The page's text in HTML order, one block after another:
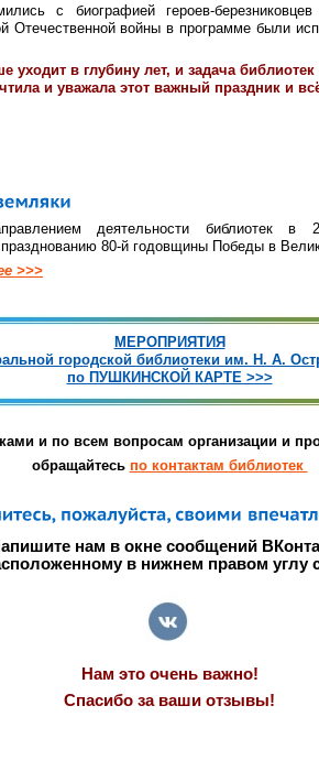
с биографией героев-
Отечественной войны в программе были
уходит в глубину лет, и задача
и уважала этот важный праздник и
деятельности библиотек в
80-й годовщины Победы в
>>>
МЕРОПРИЯТИЯ
городской библиотеки им. Н. А.
по ПУШКИНСКОЙ КАРТЕ >>>
и по всем вопросам организации и
обращайтесь по контактам библиотек
нам в окне сообщений
в нижнем правом углу
Нам это очень важно!
Спасибо за ваши отзывы!